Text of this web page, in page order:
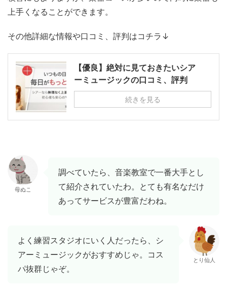
上手くなることができます。
その他詳細な情報や口コミ、評判はコチラ↓
【優良】絶対に見ておきたいシア
ーミュージックの口コミ、評判
続きを見る
母ぬこ
調べていたら、音楽教室で一番大手とし
て紹介されていたわ。とても有名なだけ
あってサービスが豊富だわね。
よく練習スタジオにいく人だったら、シ
アーミュージックがおすすめじゃ。コス
パ抜群じゃぞ。
とり仙人